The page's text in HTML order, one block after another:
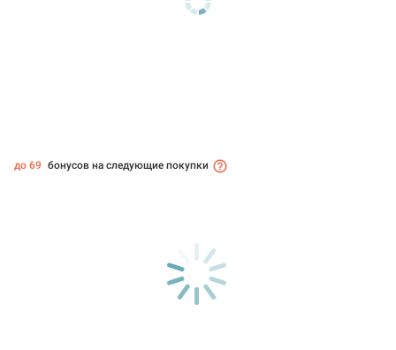
до 69 бонусов на следующие покупки